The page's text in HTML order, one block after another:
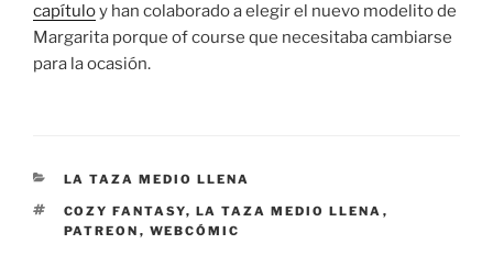
capítuloy han colaborado a elegir el nuevo modelito de
Margarita porque of course que necesitaba cambiarse
para la ocasión.
CATEGORÍAS
LA TAZA MEDIO LLENA
ETIQUETAS
COZY FANTASY, LA TAZA MEDIO LLENA ,
PATREON , WEBCÓMIC